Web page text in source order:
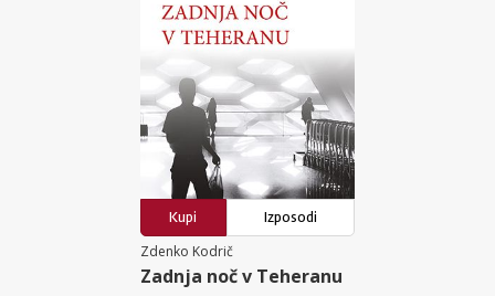
Kupi
Izposodi
Zdenko Kodrič
Zadnja noč v Teheranu